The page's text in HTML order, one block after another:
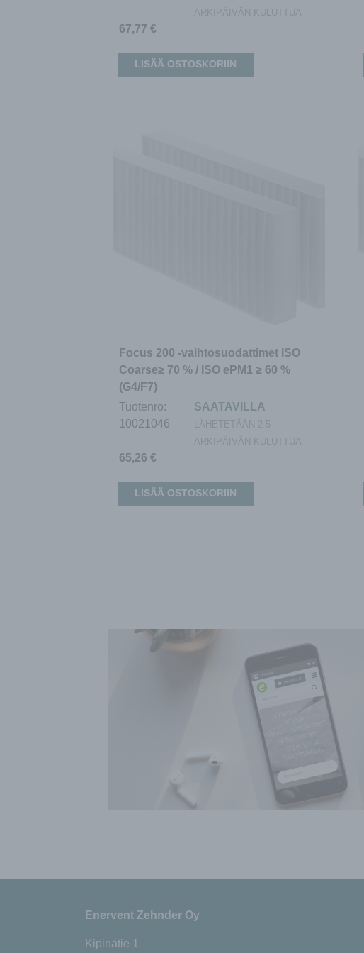
ARKIPÄIVÄN KULUTTUA
67,77€
LISÄÄ OSTOSKORIIN
Focus 200 -vaihtosuodattimet ISO
Coarse≥ 70 % / ISO ePM1 ≥ 60 %
(G4/F7)
Tuotenro:
10021046
SAATAVILLA
LÄHETETÄÄN 2-5
ARKIPÄIVÄN KULUTTUA
65,26€
LISÄÄ OSTOSKORIIN
Enervent Zehnder Oy
Kipinätie 1